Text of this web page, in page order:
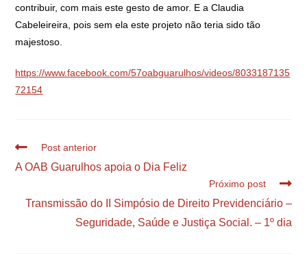
contribuir, com mais este gesto de amor. E a Claudia
Cabeleireira, pois sem ela este projeto não teria sido tão
majestoso.
https://www.facebook.com/57oabguarulhos/videos/8033187135
72154
Post anterior
A OAB Guarulhos apoia o Dia Feliz
Próximo post
Transmissão do II Simpósio de Direito Previdenciário –
Seguridade, Saúde e Justiça Social. – 1º dia